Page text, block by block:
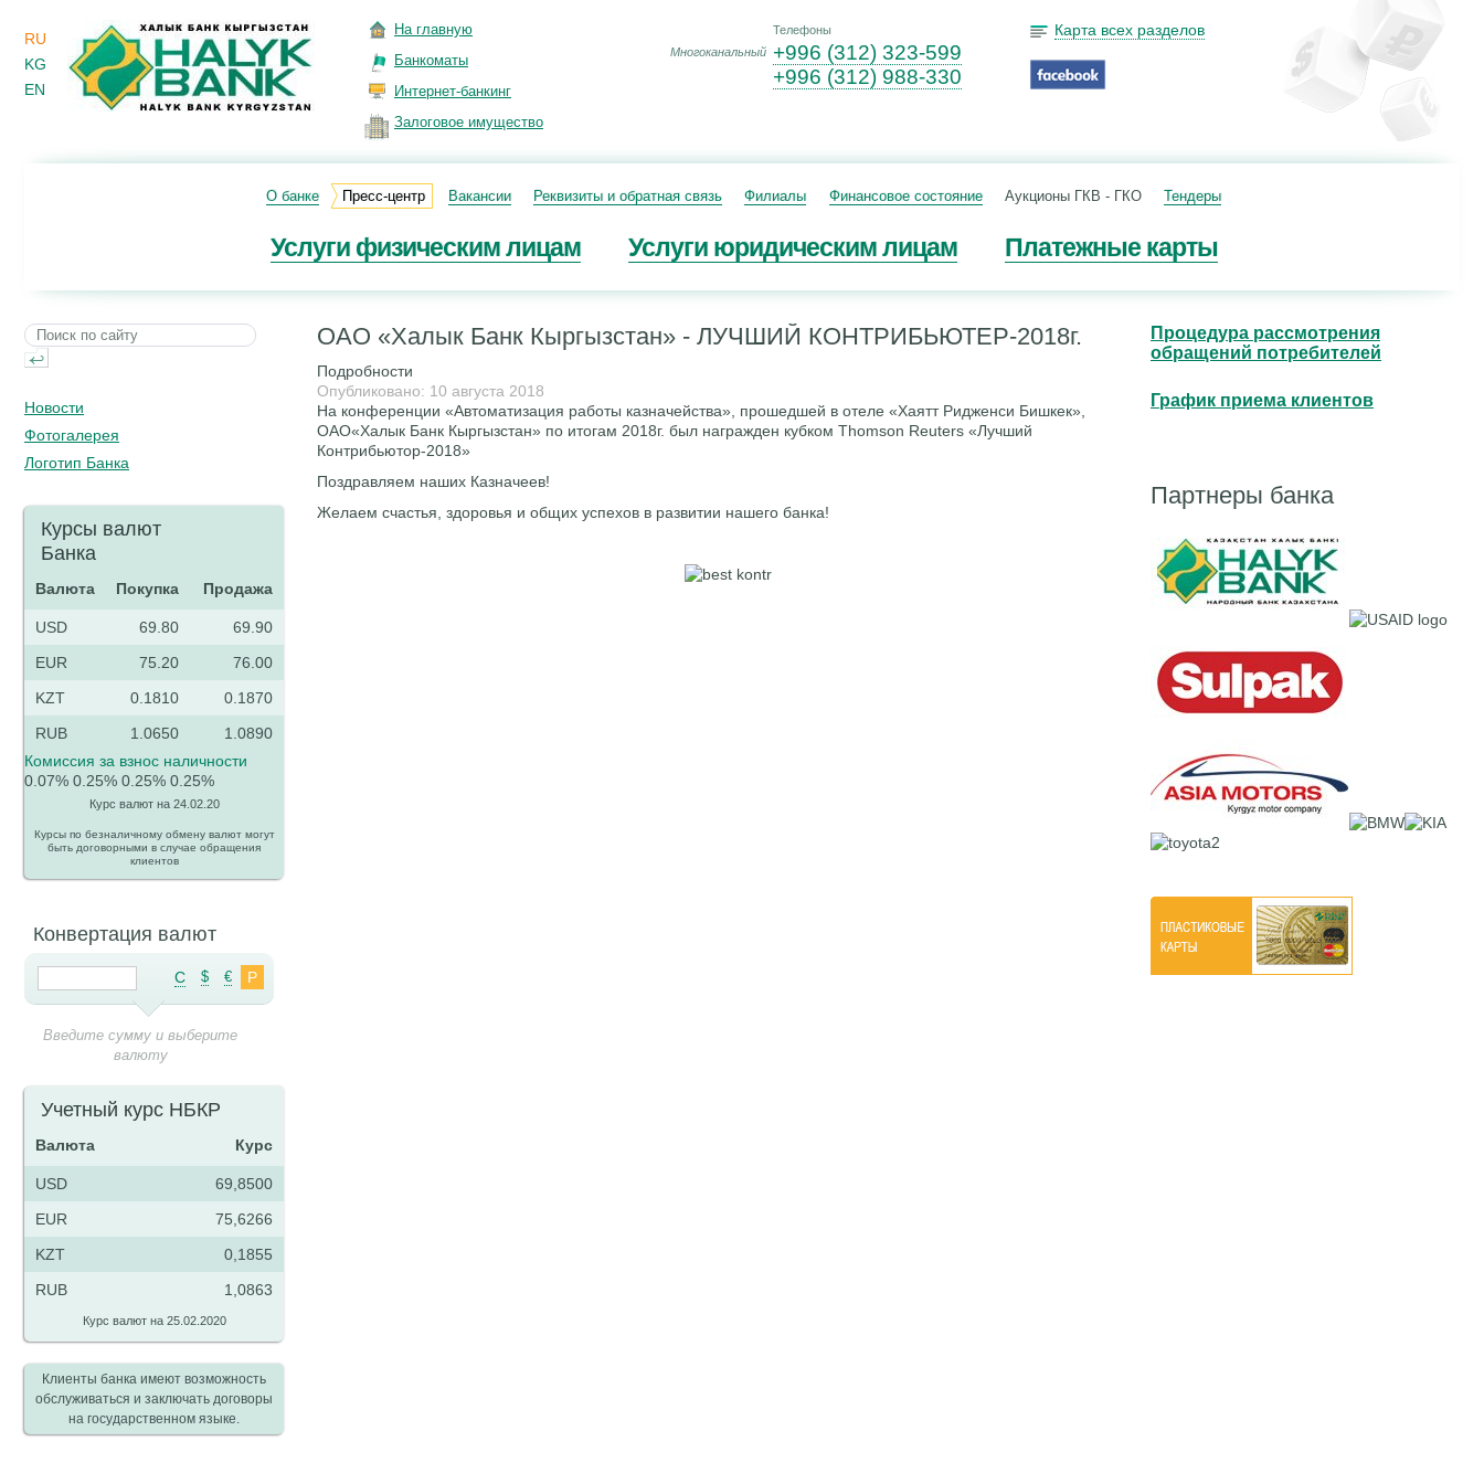
RU
KG
EN
На главную
Банкоматы
Интернет-банкинг
Залоговое имущество
Многоканальный
Телефоны
+996 (312) 323-599
+996 (312) 988-330
Карта всех разделов
О банке Пресс-центр Вакансии Реквизиты и обратная связь Филиалы Финансовое состояние Аукционы ГКВ - ГКО Тендеры
Услуги физическим лицам Услуги юридическим лицам Платежные карты
ОАО «Халык Банк Кыргызстан» - ЛУЧШИЙ КОНТРИБЬЮТЕР-2018г.
Подробности
Опубликовано: 10 августа 2018
На конференции «Автоматизация работы казначейства», прошедшей в отеле «Хаятт Ридженси Бишкек»,
ОАО«Халык Банк Кыргызстан» по итогам 2018г. был награжден кубком Thomson Reuters «Лучший
Контрибьютор-2018»
Поздравляем наших Казначеев!
Желаем счастья, здоровья и общих успехов в развитии нашего банка!
Новости
Фотогалерея
Логотип Банка
Курсы валют
Банка
Валюта Покупка Продажа
USD 69.80
69.90
EUR
75.20
76.00
KZT
0.1810
0.1870
RUB
1.0650
1.0890
Комиссия за взнос наличности
0.07% 0.25% 0.25% 0.25%
Курс валют на 24.02.20
Курсы по безналичному обмену валют могут
быть договорными в случае обращения
клиентов
Конвертация валют
C $ € Р
Введите сумму и выберите
валюту
Учетный курс НБКР
Валюта Курс
USD
69,8500
EUR
75,6266
KZT
0,1855
RUB
1,0863
Курс валют на 25.02.2020
Клиенты банка имеют возможность
обслуживаться и заключать договоры
на государственном языке.
Процедура рассмотрения
обращений потребителей
График приема клиентов
Партнеры банка